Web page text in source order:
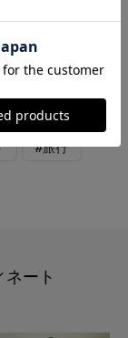
大きいサイズ
#旅行
ート